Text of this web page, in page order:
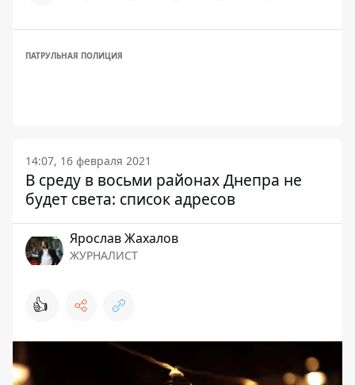
ПАТРУЛЬНАЯ ПОЛИЦИЯ
14:07, 16 февраля 2021
В среду в восьми районах Днепра не
будет света: список адресов
Ярослав Жахалов
ЖУРНАЛИСТ
👍